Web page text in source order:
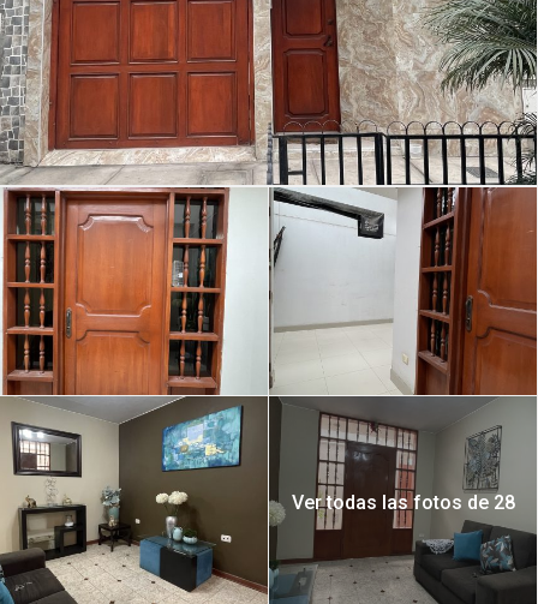
Ver todas las fotos de 28